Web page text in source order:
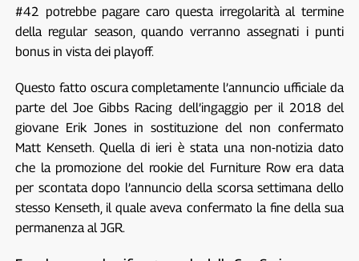
#42 potrebbe pagare caro questa irregolarità al termine
della regular season, quando verranno assegnati i punti
bonus in vista dei playoff.
Questo fatto oscura completamente l’annuncio ufficiale da
parte del Joe Gibbs Racing dell’ingaggio per il 2018 del
giovane Erik Jones in sostituzione del non confermato
Matt Kenseth. Quella di ieri è stata una non-notizia dato
che la promozione del rookie del Furniture Row era data
per scontata dopo l’annuncio della scorsa settimana dello
stesso Kenseth, il quale aveva confermato la fine della sua
permanenza al JGR.